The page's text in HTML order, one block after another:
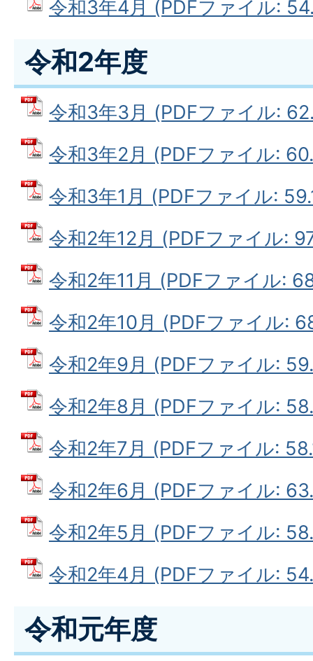
令和3年4月 (PDFファイル:
令和2年度
令和3年3月 (PDFファイル:
令和3年2月 (PDFファイル:
令和3年1月 (PDFファイル:
令和2年12月 (PDFファイル:
令和2年11月 (PDFファイル:
令和2年10月 (PDFファイル:
令和2年9月 (PDFファイル:
令和2年8月 (PDFファイル:
令和2年7月 (PDFファイル:
令和2年6月 (PDFファイル:
令和2年5月 (PDFファイル:
令和2年4月 (PDFファイル:
令和元年度